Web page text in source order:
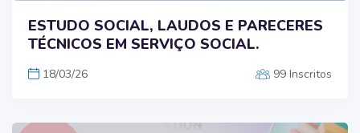
ESTUDO SOCIAL, LAUDOS E PARECERES
TÉCNICOS EM SERVIÇO SOCIAL.
18/03/26 99 Inscritos